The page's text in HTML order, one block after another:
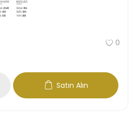
0
Satın Alın